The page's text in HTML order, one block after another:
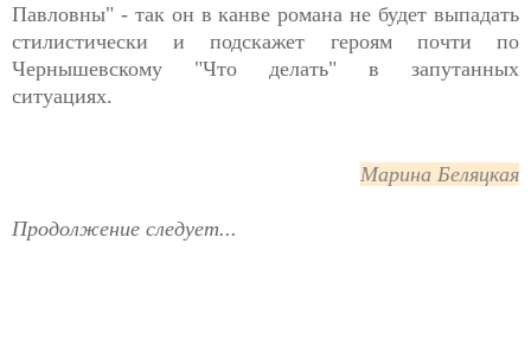
Павловны" - так он в канве романа не будет выпадать
стилистически и подскажет героям почти по
Чернышевскому "Что делать" в запутанных
ситуациях.
Марина Беляцкая
Продолжение следует...